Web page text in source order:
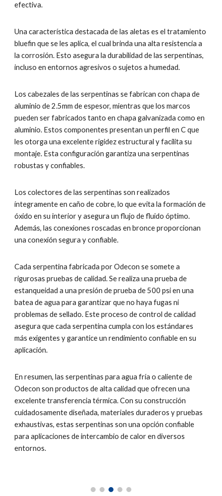
efectiva.
Una característica destacada de las aletas es el tratamiento
bluefin que se les aplica, el cual brinda una alta resistencia a
la corrosión. Esto asegura la durabilidad de las serpentinas,
incluso en entornos agresivos o sujetos a humedad.
Los cabezales de las serpentinas se fabrican con chapa de
aluminio de 2.5mm de espesor, mientras que los marcos
pueden ser fabricados tanto en chapa galvanizada como en
aluminio. Estos componentes presentan un perfil en C que
les otorga una excelente rigidez estructural y facilita su
montaje. Esta configuración garantiza una serpentinas
robustas y confiables.
Los colectores de las serpentinas son realizados
íntegramente en caño de cobre, lo que evita la formación de
óxido en su interior y asegura un flujo de fluido óptimo.
Además, las conexiones roscadas en bronce proporcionan
una conexión segura y confiable.
Cada serpentina fabricada por Odecon se somete a
rigurosas pruebas de calidad. Se realiza una prueba de
estanqueidad a una presión de prueba de 500 psi en una
batea de agua para garantizar que no haya fugas ni
problemas de sellado. Este proceso de control de calidad
asegura que cada serpentina cumpla con los estándares
más exigentes y garantice un rendimiento confiable en su
aplicación.
En resumen, las serpentinas para agua fría o caliente de
Odecon son productos de alta calidad que ofrecen una
excelente transferencia térmica. Con su construcción
cuidadosamente diseñada, materiales duraderos y pruebas
exhaustivas, estas serpentinas son una opción confiable
para aplicaciones de intercambio de calor en diversos
entornos.